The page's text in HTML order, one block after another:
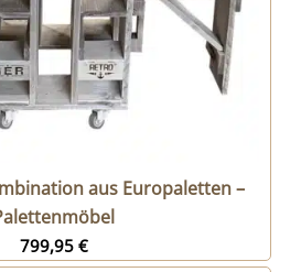
aus Europaletten –
799,95 €